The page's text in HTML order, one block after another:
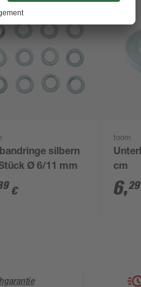
silbern
Ø 6/11 mm
€
toom
cm
6,29